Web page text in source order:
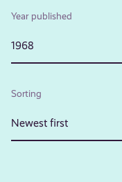
Year published
1968
Sorting
Newest first